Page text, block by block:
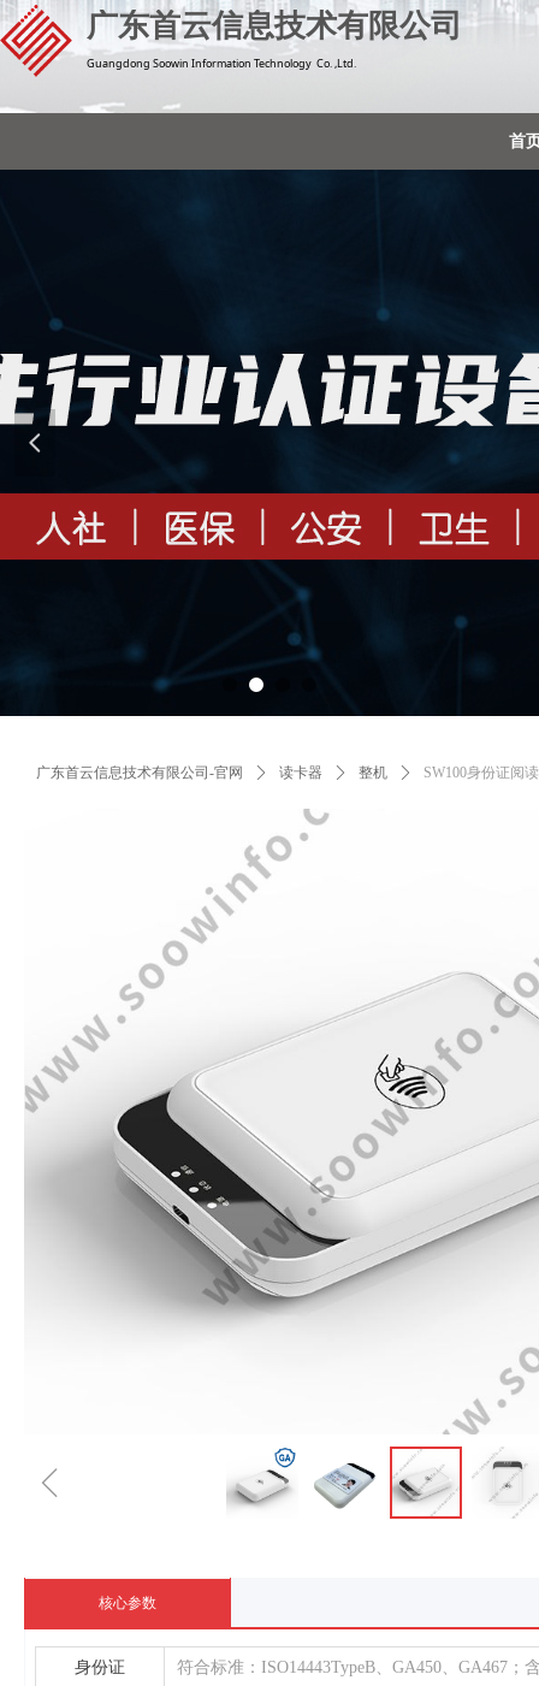
广东首云信息技术有限公司
Guangdong Soowin Information Technology Co. ,Ltd.
넳
首
广东首云信息技术有限公司-官网 ꄲ 读卡器 ꄲ 整机 ꄲ SW100身份证阅
ꁆ
核心参数
身份证 符合标准：ISO14443TypeB、GA450、GA467